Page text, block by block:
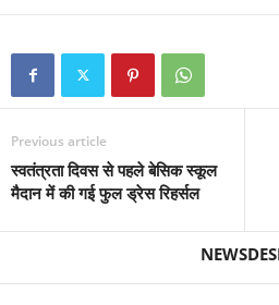
Previous article
स्वतंत्रता दिवस से पहले बेसिक स्कूल
मैदान में की गई फुल ड्रेस रिहर्सल